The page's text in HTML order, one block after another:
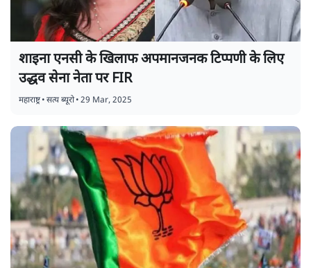
शाइना एनसी के खिलाफ अपमानजनक टिप्पणी के लिए
उद्धव सेना नेता पर FIR
महाराष्ट्र•सत्य ब्यूरो•29 Mar, 2025